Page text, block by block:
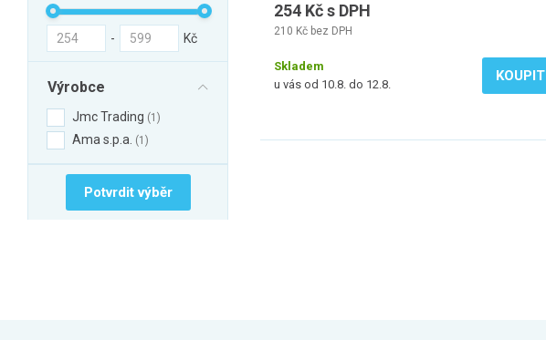
Všechny kategorie
- Kč
Výrobce
Jmc Trading 1
Ama s.p.a. 1
Potvrdit výběr
254 Kč s DPH
210 Kč bez DPH
Skladem
u vás od 10.8. do 12.8.
KOUPIT